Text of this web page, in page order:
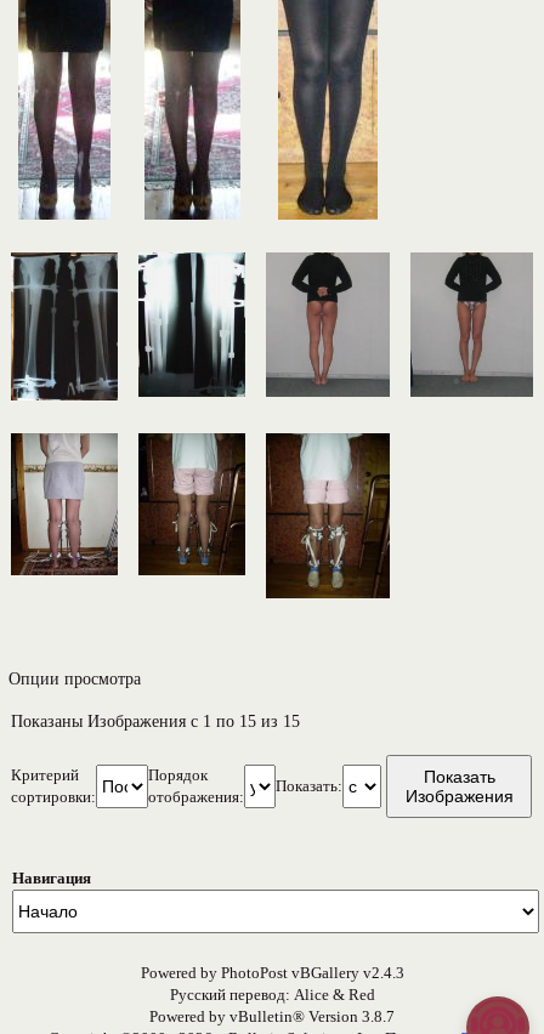
Опции просмотра
Показаны Изображения с 1 по 15 из 15
Критерий
сортировки:
Порядок
отображения:
Показать:
Навигация
Powered by PhotoPost vBGallery v2.4.3
Русский перевод: Alice & Red
Powered by vBulletin® Version 3.8.7